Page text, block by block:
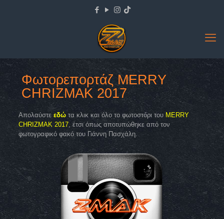
Φωτορεπορτάζ MERRY
CHRIZMAK 2017
Απολαύστε εδώ τα κλικ και όλο το φωτοστόρι του MERRY
CHRIZMAK 2017, έτσι όπως αποτυπώθηκε από τον
φωτογραφικό φακό του Γιάννη Πασχάλη.